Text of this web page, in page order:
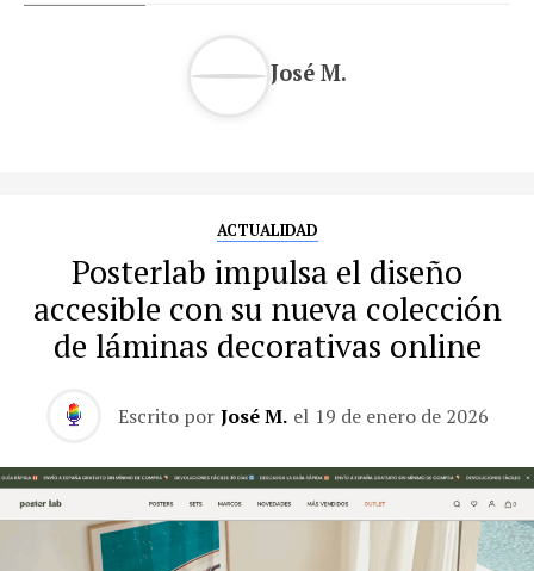
José M.
ACTUALIDAD
Posterlab impulsa el diseño
accesible con su nueva colección
de láminas decorativas online
Escrito por José M. el 19 de enero de 2026